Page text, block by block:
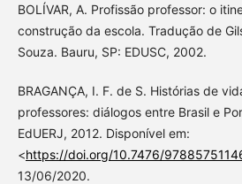
BOLÍVAR, A. Profissão professor: o
construção da escola. Tradução de
Souza. Bauru, SP: EDUSC, 2002.
BRAGANÇA, I. F. de S. Histórias de
professores: diálogos entre Brasil e
EdUERJ, 2012. Disponível em:
<https://doi.org/10.7476/
13/06/2020.